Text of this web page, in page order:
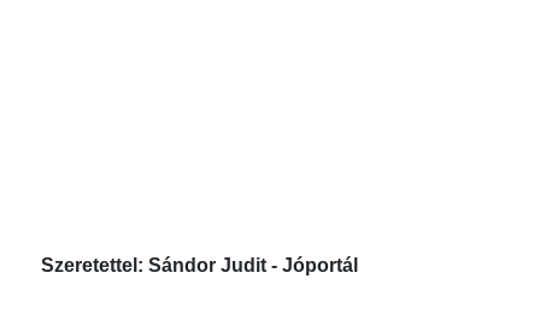
Szeretettel: Sándor Judit - Jóportál